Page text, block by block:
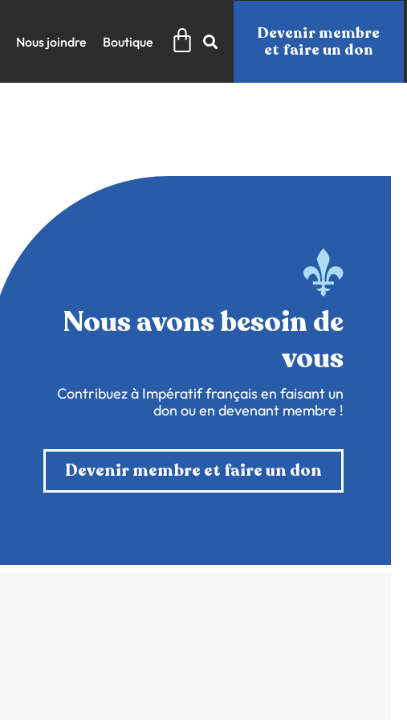
Nous joindre Boutique Panier
Devenir membre
et faire un don
Nous avons besoin de
vous
Contribuez à Impératif français en faisant un
don ou en devenant membre !
Devenir membre et faire un don